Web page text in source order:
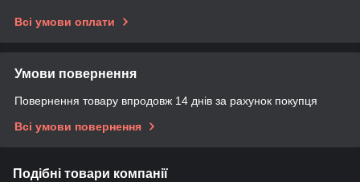
Всі умови оплати
Умови повернення
Повернення товару впродовж 14 днів за рахунок покупця
Всі умови повернення
Подібні товари компанії